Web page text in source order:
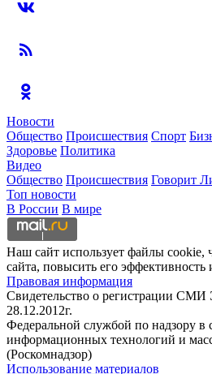
Новости
Общество Происшествия Спорт
Здоровье Политика
Видео
Общество Происшествия Говорит
Топ новости
В России В мире
Наш сайт использует файлы cookie,
сайта, повысить его эффективность
Правовая информация
Свидетельство о регистрации
28.12.2012г.
Федеральной службой по надзору в
информационных технологий и
(Роскомнадзор)
Использование материалов